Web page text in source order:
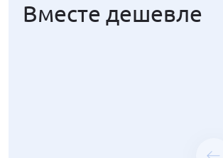
Вместе дешевле
Вместе дешевле
Вместе дешевле